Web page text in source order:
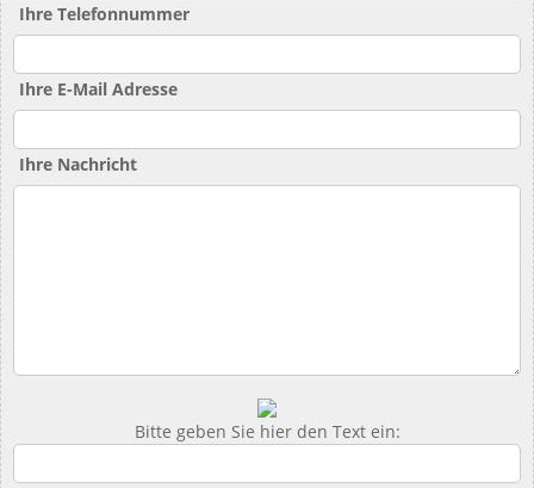
Ihre Telefonnummer
Ihre E-Mail Adresse
Ihre Nachricht
Bitte geben Sie hier den Text ein: